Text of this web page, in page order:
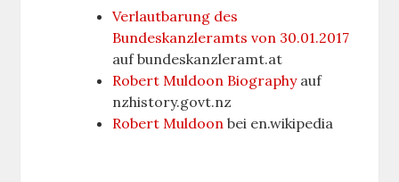
Verlautbarung des
Bundeskanzleramts von 30.01.2017
auf bundeskanzleramt.at
Robert Muldoon Biographyauf
nzhistory.govt.nz
Robert Muldoon bei en.wikipedia